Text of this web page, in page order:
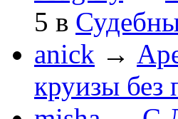
5 в
anick →
круизы без